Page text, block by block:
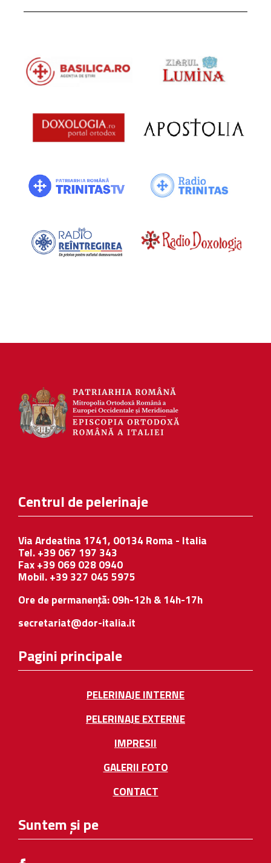
Centrul de pelerinaje
Via Ardeatina 1741, 00134 Roma - Italia
Tel. +39 067 197 343
Fax +39 069 028 0940
Mobil. +39 327 045 5975
Ore de permanență: 09h-12h & 14h-17h
secretariat@dor-italia.it
Pagini principale
PELERINAJE INTERNE
PELERINAJE EXTERNE
IMPRESII
GALERII FOTO
CONTACT
Suntem și pe